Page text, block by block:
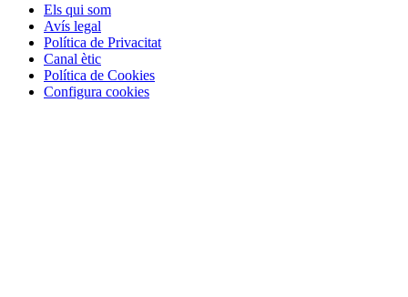
Els qui som
Avís legal
Política de Privacitat
Canal ètic
Política de Cookies
Configura cookies